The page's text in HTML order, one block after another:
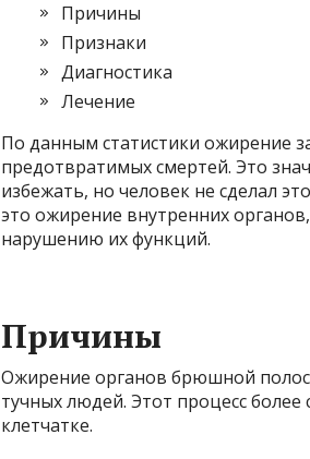
Причины
Признаки
Диагностика
Лечение
По данным статистики ожирение
предотвратимых смертей. Это
избежать, но человек не сделал
это ожирение внутренних
нарушению их функций.
Причины
Ожирение органов брюшной
тучных людей. Этот процесс
клетчатке.